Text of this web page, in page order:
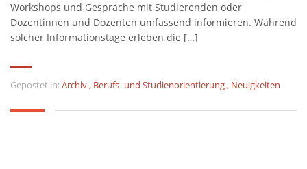
Workshops und Gespräche mit Studierenden oder
Dozentinnen und Dozenten umfassend informieren. Während
solcher Informationstage erleben die […]
Gepostet in:Archiv, Berufs- und Studienorientierung, Neuigkeiten